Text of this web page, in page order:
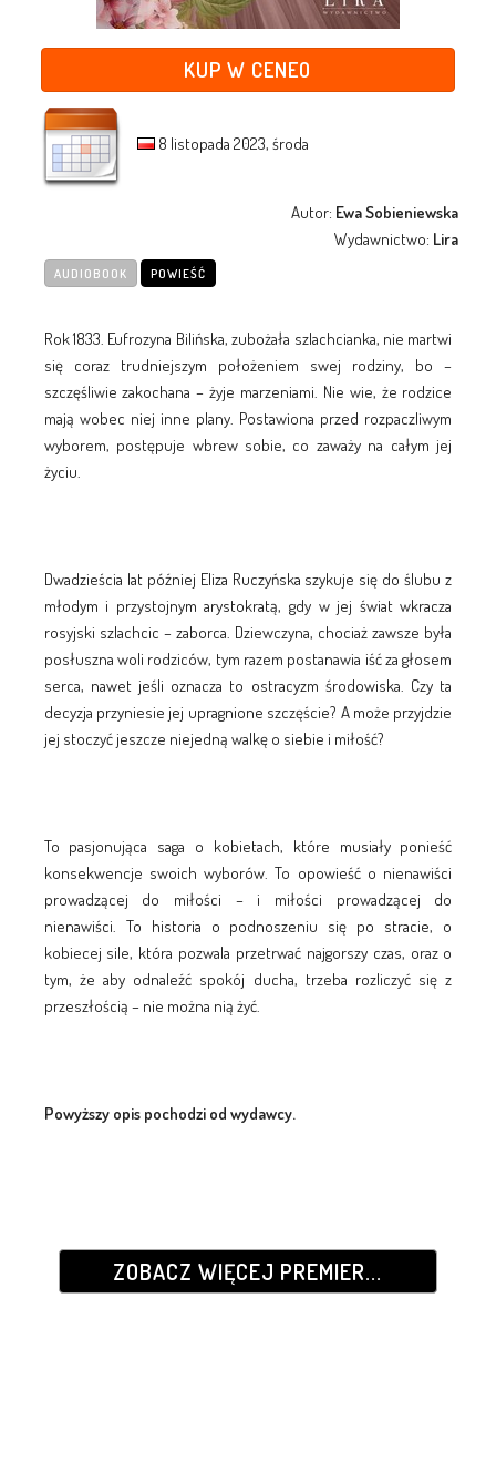
KUP W CENEO
8 listopada 2023, środa
Autor: Ewa Sobieniewska
Wydawnictwo: Lira
AUDIOBOOK POWIEŚĆ
Rok 1833. Eufrozyna Bilińska, zubożała szlachcianka, nie martwi
się coraz trudniejszym położeniem swej rodziny, bo –
szczęśliwie zakochana – żyje marzeniami. Nie wie, że rodzice
mają wobec niej inne plany. Postawiona przed rozpaczliwym
wyborem, postępuje wbrew sobie, co zaważy na całym jej
życiu.
Dwadzieścia lat później Eliza Ruczyńska szykuje się do ślubu z
młodym i przystojnym arystokratą, gdy w jej świat wkracza
rosyjski szlachcic – zaborca. Dziewczyna, chociaż zawsze była
posłuszna woli rodziców, tym razem postanawia iść za głosem
serca, nawet jeśli oznacza to ostracyzm środowiska. Czy ta
decyzja przyniesie jej upragnione szczęście? A może przyjdzie
jej stoczyć jeszcze niejedną walkę o siebie i miłość?
To pasjonująca saga o kobietach, które musiały ponieść
konsekwencje swoich wyborów. To opowieść o nienawiści
prowadzącej do miłości – i miłości prowadzącej do
nienawiści. To historia o podnoszeniu się po stracie, o
kobiecej sile, która pozwala przetrwać najgorszy czas, oraz o
tym, że aby odnaleźć spokój ducha, trzeba rozliczyć się z
przeszłością – nie można nią żyć.
Powyższy opis pochodzi od wydawcy.
ZOBACZ WIĘCEJ PREMIER...